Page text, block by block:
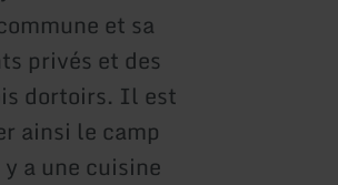
et sa
privés et des
dortoirs. Il est
ainsi le camp
a une cuisine